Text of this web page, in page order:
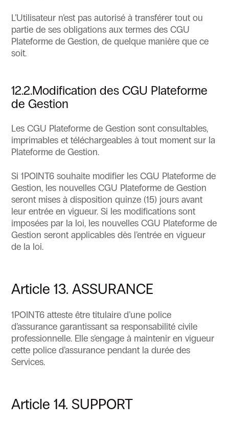
L’Utilisateur n’est pas autorisé à transférer tout ou
partie de ses obligations aux termes des CGU
Plateforme de Gestion, de quelque manière que ce
soit.
12.2.Modification des CGU Plateforme
de Gestion
Les CGU Plateforme de Gestion sont consultables,
imprimables et téléchargeables à tout moment sur la
Plateforme de Gestion.
Si 1POINT6 souhaite modifier les CGU Plateforme de
Gestion, les nouvelles CGU Plateforme de Gestion
seront mises à disposition quinze (15) jours avant
leur entrée en vigueur. Si les modifications sont
imposées par la loi, les nouvelles CGU Plateforme de
Gestion seront applicables dès l’entrée en vigueur
de la loi.
Article 13. ASSURANCE
1POINT6 atteste être titulaire d’une police
d’assurance garantissant sa responsabilité civile
professionnelle. Elle s’engage à maintenir en vigueur
cette police d’assurance pendant la durée des
Services.
Article 14. SUPPORT